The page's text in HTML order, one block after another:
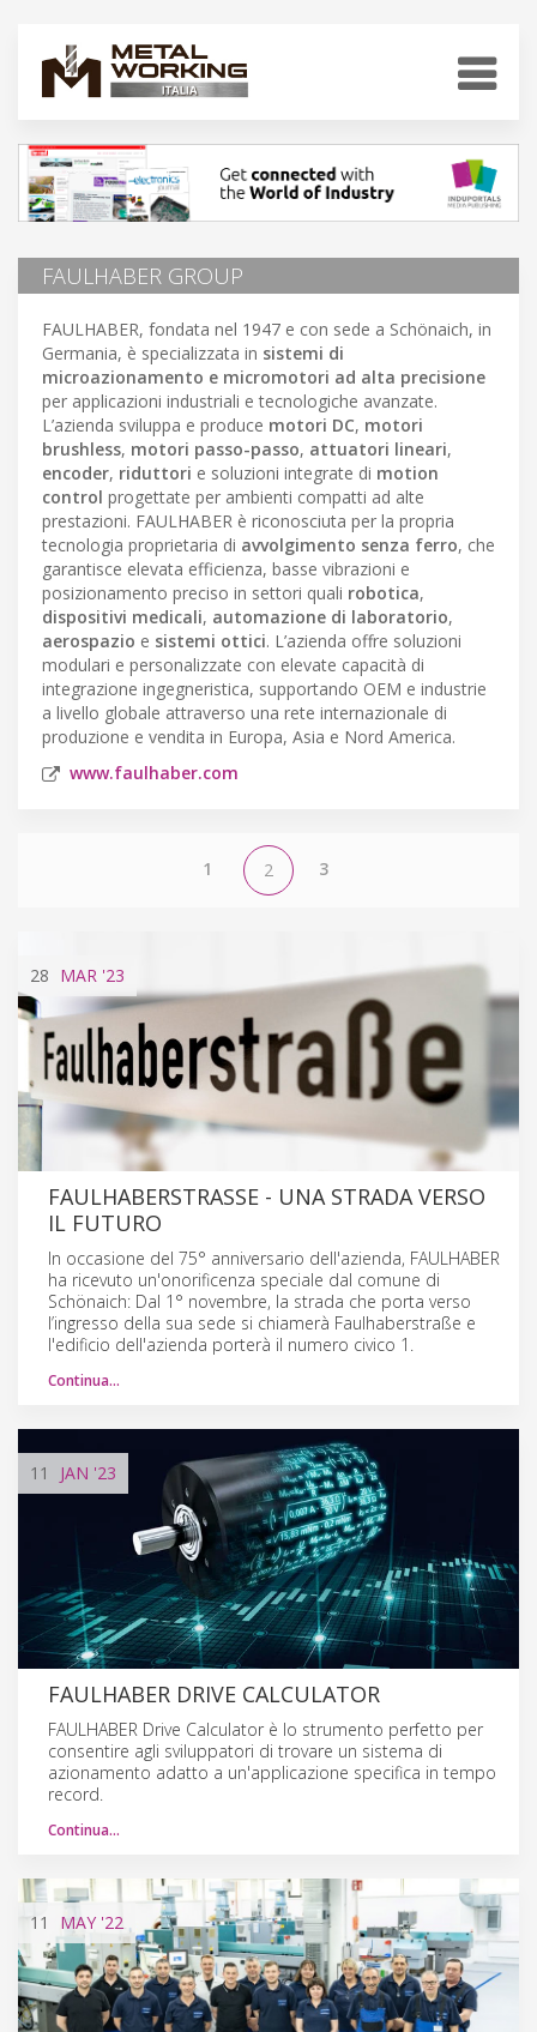
FAULHABER GROUP
FAULHABER, fondata nel 1947 e con sede a Schönaich, in
Germania, è specializzata in sistemi di
microazionamento e micromotori ad alta precisione
per applicazioni industriali e tecnologiche avanzate.
L’azienda sviluppa e produce motori DC, motori
brushless, motori passo-passo, attuatori lineari,
encoder, riduttori e soluzioni integrate di motion
control progettate per ambienti compatti ad alte
prestazioni. FAULHABER è riconosciuta per la propria
tecnologia proprietaria di avvolgimento senza ferro, che
garantisce elevata efficienza, basse vibrazioni e
posizionamento preciso in settori quali robotica,
dispositivi medicali, automazione di laboratorio,
aerospazio e sistemi ottici. L’azienda offre soluzioni
modulari e personalizzate con elevate capacità di
integrazione ingegneristica, supportando OEM e industrie
a livello globale attraverso una rete internazionale di
produzione e vendita in Europa, Asia e Nord America.
www.faulhaber.com
1 2 3
28 MAR '23
FAULHABERSTRASSE - UNA STRADA VERSO
IL FUTURO
In occasione del 75° anniversario dell'azienda, FAULHABER
ha ricevuto un'onorificenza speciale dal comune di
Schönaich: Dal 1° novembre, la strada che porta verso
l’ingresso della sua sede si chiamerà Faulhaberstraße e
l'edificio dell'azienda porterà il numero civico 1.
Continua…
11 JAN '23
FAULHABER DRIVE CALCULATOR
FAULHABER Drive Calculator è lo strumento perfetto per
consentire agli sviluppatori di trovare un sistema di
azionamento adatto a un'applicazione specifica in tempo
record.
Continua…
11 MAY '22